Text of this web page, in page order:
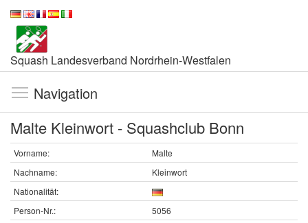
Squash Landesverband Nordrhein-Westfalen
Navigation
Malte Kleinwort - Squashclub Bonn
Vorname:
Malte
Nachname:
Kleinwort
Nationalität:
Person-Nr.:
5056